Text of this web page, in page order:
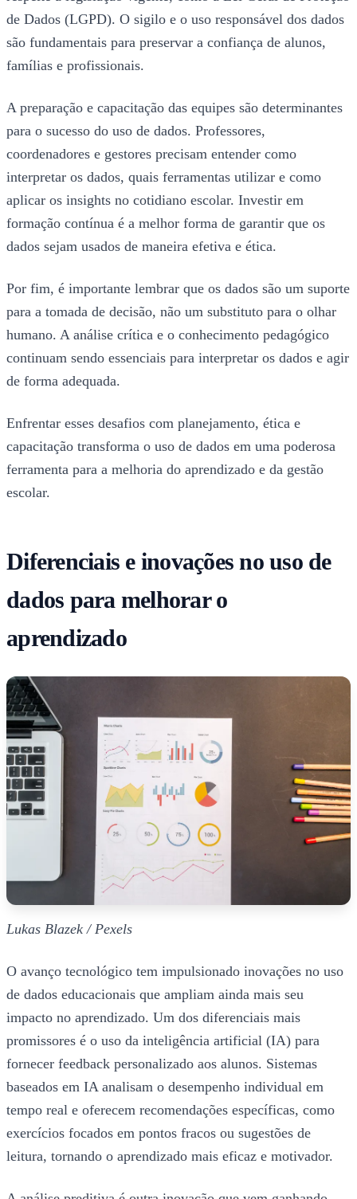
de Dados (LGPD). O sigilo e o uso responsável dos dados
são fundamentais para preservar a confiança de alunos,
famílias e profissionais.
A preparação e capacitação das equipes são determinantes
para o sucesso do uso de dados. Professores,
coordenadores e gestores precisam entender como
interpretar os dados, quais ferramentas utilizar e como
aplicar os insights no cotidiano escolar. Investir em
formação contínua é a melhor forma de garantir que os
dados sejam usados de maneira efetiva e ética.
Por fim, é importante lembrar que os dados são um suporte
para a tomada de decisão, não um substituto para o olhar
humano. A análise crítica e o conhecimento pedagógico
continuam sendo essenciais para interpretar os dados e agir
de forma adequada.
Enfrentar esses desafios com planejamento, ética e
capacitação transforma o uso de dados em uma poderosa
ferramenta para a melhoria do aprendizado e da gestão
escolar.
Diferenciais e inovações no uso de
dados para melhorar o
aprendizado
Lukas Blazek / Pexels
O avanço tecnológico tem impulsionado inovações no uso
de dados educacionais que ampliam ainda mais seu
impacto no aprendizado. Um dos diferenciais mais
promissores é o uso da inteligência artificial (IA) para
fornecer feedback personalizado aos alunos. Sistemas
baseados em IA analisam o desempenho individual em
tempo real e oferecem recomendações específicas, como
exercícios focados em pontos fracos ou sugestões de
leitura, tornando o aprendizado mais eficaz e motivador.